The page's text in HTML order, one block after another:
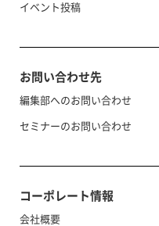
イベント投稿
お問い合わせ先
編集部へのお問い合わせ
セミナーのお問い合わせ
コーポレート情報
会社概要